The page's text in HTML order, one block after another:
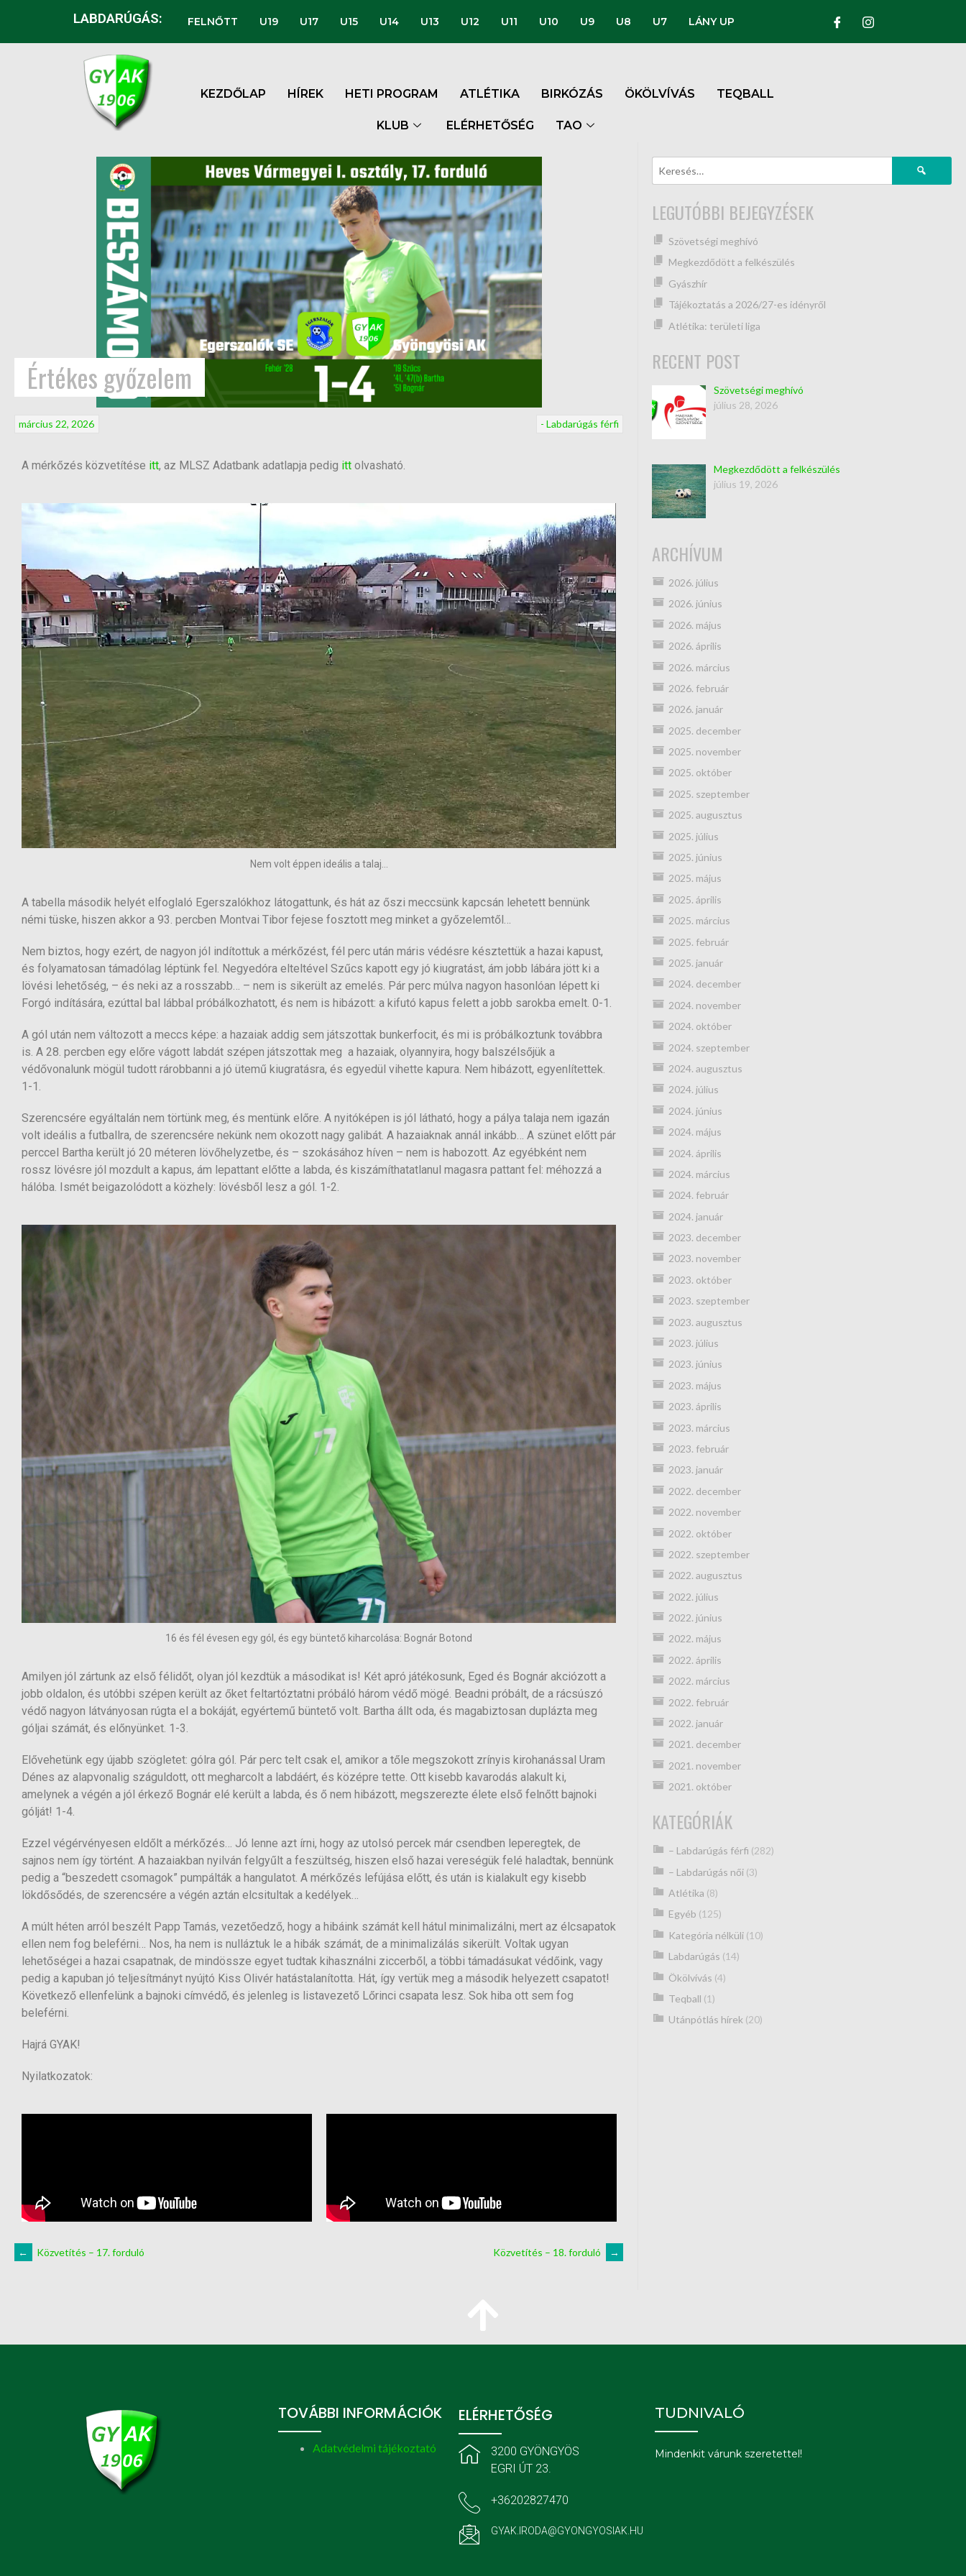
LABDARÚGÁS: FELNŐTT U19 U17 U15 U14 U13 U12 U11 U10 U9 U8 U7 LÁNY UP
KEZDŐLAP HÍREK HETI PROGRAM ATLÉTIKA BIRKÓZÁS ÖKÖLVÍVÁS TEQBALL
KLUB ELÉRHETŐSÉG TAO
Értékes győzelem
- Labdarúgás férfi
március 22, 2026
A mérkőzés közvetítése itt, az MLSZ Adatbank adatlapja pedig itt olvasható.
Nem volt éppen ideális a talaj...
A tabella második helyét elfoglaló Egerszalókhoz látogattunk, és hát az őszi meccsünk kapcsán lehetett bennünk
némi tüske, hiszen akkor a 93. percben Montvai Tibor fejese fosztott meg minket a győzelemtől…
Nem biztos, hogy ezért, de nagyon jól indítottuk a mérkőzést, fél perc után máris védésre késztettük a hazai kapust,
és folyamatosan támadólag léptünk fel. Negyedóra elteltével Szűcs kapott egy jó kiugratást, ám jobb lábára jött ki a
lövési lehetőség, – és neki az a rosszabb… – nem is sikerült az emelés. Pár perc múlva nagyon hasonlóan lépett ki
Forgó indítására, ezúttal bal lábbal próbálkozhatott, és nem is hibázott: a kifutó kapus felett a jobb sarokba emelt. 0-1.
A gól után nem változott a meccs képe: a hazaiak addig sem játszottak bunkerfocit, és mi is próbálkoztunk továbbra
is. A 28. percben egy előre vágott labdát szépen játszottak meg a hazaiak, olyannyira, hogy balszélsőjük a
védővonalunk mögül tudott rárobbanni a jó ütemű kiugratásra, és egyedül vihette kapura. Nem hibázott, egyenlítettek.
1-1.
Szerencsére egyáltalán nem törtünk meg, és mentünk előre. A nyitóképen is jól látható, hogy a pálya talaja nem igazán
volt ideális a futballra, de szerencsére nekünk nem okozott nagy galibát. A hazaiaknak annál inkább… A szünet előtt pár
perccel Bartha került jó 20 méteren lövőhelyzetbe, és – szokásához híven – nem is habozott. Az egyébként nem
rossz lövésre jól mozdult a kapus, ám lepattant előtte a labda, és kiszámíthatatlanul magasra pattant fel: méhozzá a
hálóba. Ismét beigazolódott a közhely: lövésből lesz a gól. 1-2.
16 és fél évesen egy gól, és egy büntető kiharcolása: Bognár Botond
Amilyen jól zártunk az első félidőt, olyan jól kezdtük a másodikat is! Két apró játékosunk, Eged és Bognár akciózott a
jobb oldalon, és utóbbi szépen került az őket feltartóztatni próbáló három védő mögé. Beadni próbált, de a rácsúszó
védő nagyon látványosan rúgta el a bokáját, egyértemű büntető volt. Bartha állt oda, és magabiztosan duplázta meg
góljai számát, és előnyünket. 1-3.
Elővehetünk egy újabb szögletet: gólra gól. Pár perc telt csak el, amikor a tőle megszokott zrínyis kirohanással Uram
Dénes az alapvonalig száguldott, ott megharcolt a labdáért, és középre tette. Ott kisebb kavarodás alakult ki,
amelynek a végén a jól érkező Bognár elé került a labda, és ő nem hibázott, megszerezte élete első felnőtt bajnoki
gólját! 1-4.
Ezzel végérvényesen eldőlt a mérkőzés… Jó lenne azt írni, hogy az utolsó percek már csendben leperegtek, de
sajnos nem így történt. A hazaiakban nyilván felgyűlt a feszültség, hiszen első hazai vereségük felé haladtak, bennünk
pedig a “beszedett csomagok” pumpálták a hangulatot. A mérkőzés lefújása előtt, és után is kialakult egy kisebb
lökdősődés, de szerencsére a végén aztán elcsitultak a kedélyek…
A múlt héten arról beszélt Papp Tamás, vezetőedző, hogy a hibáink számát kell hátul minimalizálni, mert az élcsapatok
ellen nem fog beleférni… Nos, ha nem is nulláztuk le a hibák számát, de a minimalizálás sikerült. Voltak ugyan
lehetőségei a hazai csapatnak, de mindössze egyet tudtak kihasználni ziccerből, a többi támadásukat védőink, vagy
pedig a kapuban jó teljesítmányt nyújtó Kiss Olivér hatástalanította. Hát, így vertük meg a második helyezett csapatot!
Következő ellenfelünk a bajnoki címvédő, és jelenleg is listavezető Lőrinci csapata lesz. Sok hiba ott sem fog
beleférni.
Hajrá GYAK!
Nyilatkozatok:
← Közvetítés – 17. forduló Közvetítés – 18. forduló →
LEGUTÓBBI BEJEGYZÉSEK
Szövetségi meghívó
Megkezdődött a felkészülés
Gyászhír
Tájékoztatás a 2026/27-es idényről
Atlétika: területi liga
RECENT POST
Szövetségi meghívó
július 28, 2026
Megkezdődött a felkészülés
július 19, 2026
ARCHÍVUM
2026. július
2026. június
2026. május
2026. április
2026. március
2026. február
2026. január
2025. december
2025. november
2025. október
2025. szeptember
2025. augusztus
2025. július
2025. június
2025. május
2025. április
2025. március
2025. február
2025. január
2024. december
2024. november
2024. október
2024. szeptember
2024. augusztus
2024. július
2024. június
2024. május
2024. április
2024. március
2024. február
2024. január
2023. december
2023. november
2023. október
2023. szeptember
2023. augusztus
2023. július
2023. június
2023. május
2023. április
2023. március
2023. február
2023. január
2022. december
2022. november
2022. október
2022. szeptember
2022. augusztus
2022. július
2022. június
2022. május
2022. április
2022. március
2022. február
2022. január
2021. december
2021. november
2021. október
KATEGÓRIÁK
– Labdarúgás férfi (282)
– Labdarúgás női(3)
Atlétika (8)
Egyéb (125)
Kategória nélküli(10)
Labdarúgás (14)
Ökölvívás (4)
Teqball (1)
Utánpótlás hírek (20)
TOVÁBBI INFORMÁCIÓK
Adatvédelmi tájékoztató
ELÉRHETŐSÉG
3200 GYÖNGYÖS
EGRI ÚT 23.
+36202827470
GYAK.IRODA@GYONGYOSIAK.HU
TUDNIVALÓ
Mindenkit várunk szeretettel!